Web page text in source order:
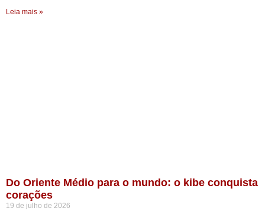
Leia mais »
Do Oriente Médio para o mundo: o kibe conquista
corações
19 de julho de 2026